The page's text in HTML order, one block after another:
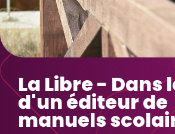
La Libre - Dans
d'un éditeur de
manuels